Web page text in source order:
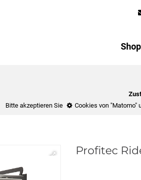
Bitte akzeptieren Sie
Cookies von "Matomo"
Shop
Profitec